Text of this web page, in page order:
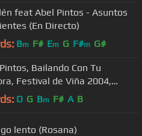
feat Abel Pintos - Asuntos
(En Directo)
Bm F# Em G F#m G#
Bailando Con Tu
Festival de Viña 2004,
Folclórica
D G Bm F# A B
lento (Rosana)